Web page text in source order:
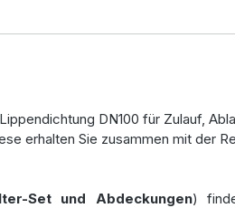
DN100 für Zulauf,
erhalten Sie zusammen mit der
Set und Abdeckungen)